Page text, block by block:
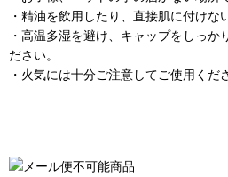
・精油を飲用したり、直接肌に付けな
・高温多湿を避け、キャップをしっか
ださい。
・火気には十分ご注意してご使用くだ